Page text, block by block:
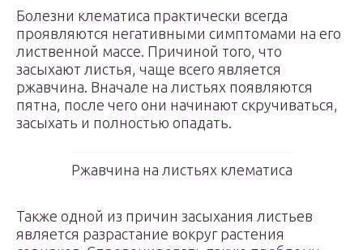
Болезни клематиса практически всегда
проявляются негативными симптомами на его
лиственной массе. Причиной того, что
засыхают листья, чаще всего является
ржавчина. Вначале на листьях появляются
пятна, после чего они начинают скручиваться,
засыхать и полностью опадать.
Ржавчина на листьях клематиса
Также одной из причин засыхания листьев
является разрастание вокруг растения